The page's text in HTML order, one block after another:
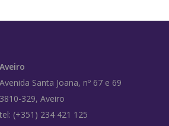
Aveiro
Avenida Santa Joana, nº 67 e 69
3810-329, Aveiro
tel: (+351) 234 421 125